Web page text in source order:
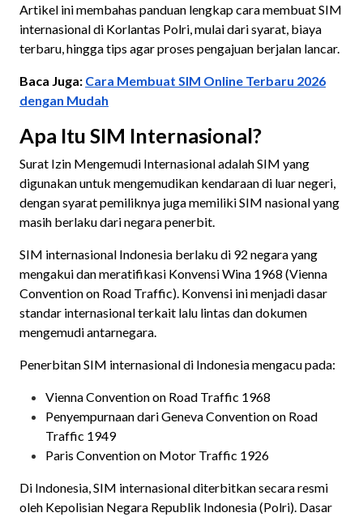
Artikel ini membahas panduan lengkap cara membuat SIM
internasional di Korlantas Polri, mulai dari syarat, biaya
terbaru, hingga tips agar proses pengajuan berjalan lancar.
Baca Juga: Cara Membuat SIM Online Terbaru 2026
dengan Mudah
Apa Itu SIM Internasional?
Surat Izin Mengemudi Internasional adalah SIM yang
digunakan untuk mengemudikan kendaraan di luar negeri,
dengan syarat pemiliknya juga memiliki SIM nasional yang
masih berlaku dari negara penerbit.
SIM internasional Indonesia berlaku di 92 negara yang
mengakui dan meratifikasi Konvensi Wina 1968 (Vienna
Convention on Road Traffic). Konvensi ini menjadi dasar
standar internasional terkait lalu lintas dan dokumen
mengemudi antarnegara.
Penerbitan SIM internasional di Indonesia mengacu pada:
Vienna Convention on Road Traffic 1968
Penyempurnaan dari Geneva Convention on Road
Traffic 1949
Paris Convention on Motor Traffic 1926
Di Indonesia, SIM internasional diterbitkan secara resmi
oleh Kepolisian Negara Republik Indonesia (Polri). Dasar